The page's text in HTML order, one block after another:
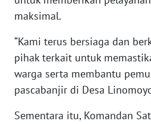
maksimal.
“Kami terus bersiaga dan
pihak terkait untuk
warga serta membantu
pascabanjir di Desa
Sementara itu, Komandan
BANTEN
WN
NTT
WN